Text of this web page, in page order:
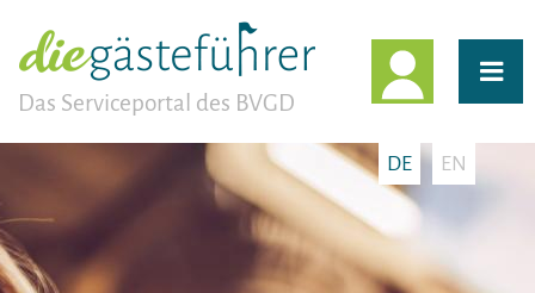
Das Serviceportal des BVGD
DE EN